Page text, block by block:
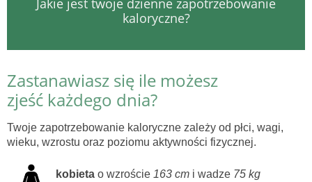
Jakie jest twoje dzienne zapotrzebowanie
kaloryczne?
Zastanawiasz się ile możesz
zjeść każdego dnia?
Twoje zapotrzebowanie kaloryczne zależy od płci, wagi,
wieku, wzrostu oraz poziomu aktywności fizycznej.
kobieta o wzroście 163 cm i wadze 75 kg